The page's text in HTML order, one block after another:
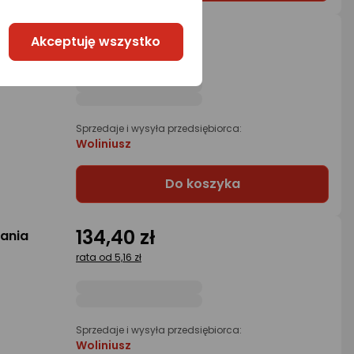
134,40 zł
Sprzedaje i wysyła przedsiębiorca:
Woliniusz
Do koszyka
134,40 zł
rata od 5,16 zł
Sprzedaje i wysyła przedsiębiorca:
Woliniusz
Akceptuję wszystko